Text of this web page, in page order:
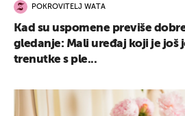
POKROVITELJ WATA
Kad su uspomene previše
gledanje: Mali uređaj koji je još
trenutke s ple...